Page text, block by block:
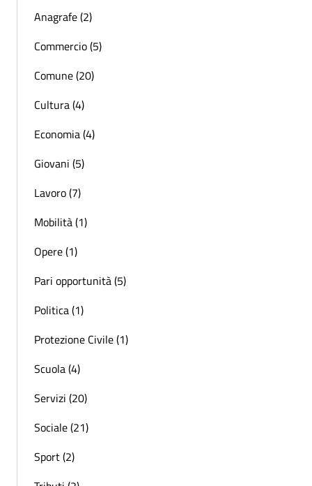
Anagrafe (2)
Commercio (5)
Comune (20)
Cultura (4)
Economia (4)
Giovani (5)
Lavoro (7)
Mobilità (1)
Opere (1)
Pari opportunità (5)
Politica (1)
Protezione Civile (1)
Scuola (4)
Servizi (20)
Sociale (21)
Sport (2)